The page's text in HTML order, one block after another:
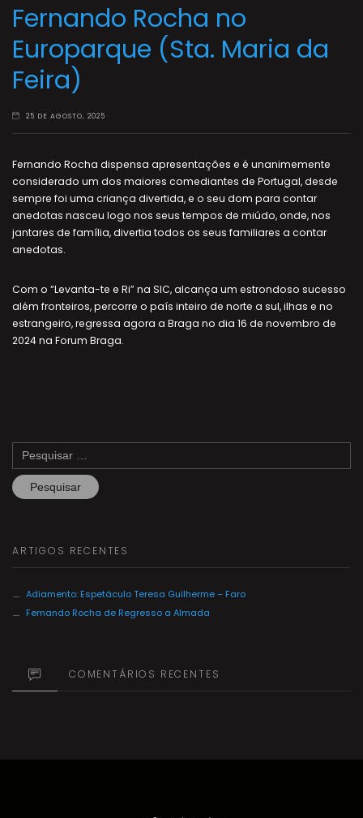
Fernando Rocha no
Europarque (Sta. Maria da
Feira)
25 DE AGOSTO, 2025
Fernando Rocha dispensa apresentações e é unanimemente
considerado um dos maiores comediantes de Portugal, desde
sempre foi uma criança divertida, e o seu dom para contar
anedotas nasceu logo nos seus tempos de miúdo, onde, nos
jantares de família, divertia todos os seus familiares a contar
anedotas.
Com o “Levanta-te e Ri” na SIC, alcança um estrondoso sucesso
além fronteiros, percorre o país inteiro de norte a sul, ilhas e no
estrangeiro, regressa agora a Braga no dia 16 de novembro de
2024 na Forum Braga.
por:
ARTIGOS RECENTES
Adiamento: Espetáculo Teresa Guilherme – Faro
Fernando Rocha de Regresso a Almada
COMENTÁRIOS RECENTES